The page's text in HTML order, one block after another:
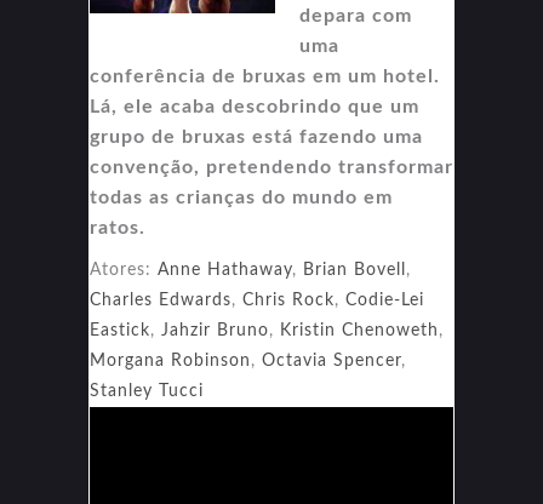
depara com
uma
conferência de bruxas em um hotel.
Lá, ele acaba descobrindo que um
grupo de bruxas está fazendo uma
convenção, pretendendo transformar
todas as crianças do mundo em
ratos.
Atores: Anne Hathaway, Brian Bovell ,
Charles Edwards, Chris Rock, Codie-Lei
Eastick, Jahzir Bruno, Kristin Chenoweth ,
Morgana Robinson , Octavia Spencer,
Stanley Tucci